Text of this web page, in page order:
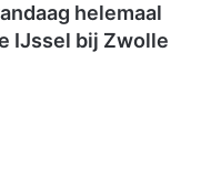
helemaal
IJssel bij Zwolle